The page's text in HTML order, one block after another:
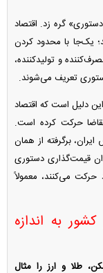
گره زد. اقتصاد
یک‌جا با محدود کردن
و تولیدکننده،
تعریف می‌شوند.
دلیل است که اقتصاد
حرکت کرده است.
برگرفته از همان
قیمت‌گذاری دستوری
می‌کنند، معمولاً
به اندازه
طلا و ارز را مثال